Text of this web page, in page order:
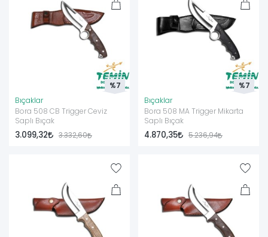
Bıçaklar
Bora 508 CB Trigger Ceviz
Saplı Bıçak
3.099,32 3.332,60
%7
Bıçaklar
Bora 508 MA Trigger Mikarta
Saplı Bıçak
4.870,35 5.236,94
%7